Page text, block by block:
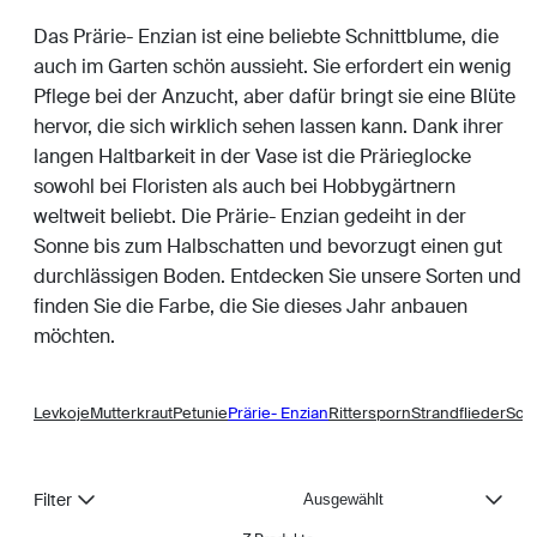
Das Prärie- Enzian ist eine beliebte Schnittblume, die
auch im Garten schön aussieht. Sie erfordert ein wenig
Pflege bei der Anzucht, aber dafür bringt sie eine Blüte
hervor, die sich wirklich sehen lassen kann. Dank ihrer
langen Haltbarkeit in der Vase ist die Prärieglocke
sowohl bei Floristen als auch bei Hobbygärtnern
weltweit beliebt. Die Prärie- Enzian gedeiht in der
Sonne bis zum Halbschatten und bevorzugt einen gut
durchlässigen Boden. Entdecken Sie unsere Sorten und
finden Sie die Farbe, die Sie dieses Jahr anbauen
möchten.
LevkojeMutterkrautPetuniePrärie- EnzianRitterspornStrandflieder
Filter Sortieren